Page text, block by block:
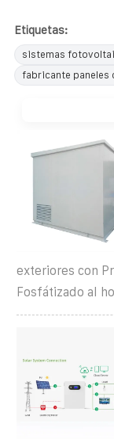
Etiquetas:
sistemas
fabricante paneles
exteriores con
Fosfátizado al